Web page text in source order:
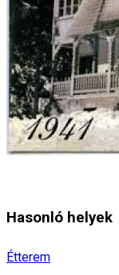
Hasonló helyek
Étterem